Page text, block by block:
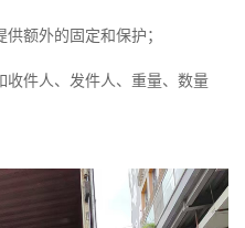
额外的固定和保护；
收件人、发件人、重量、数量